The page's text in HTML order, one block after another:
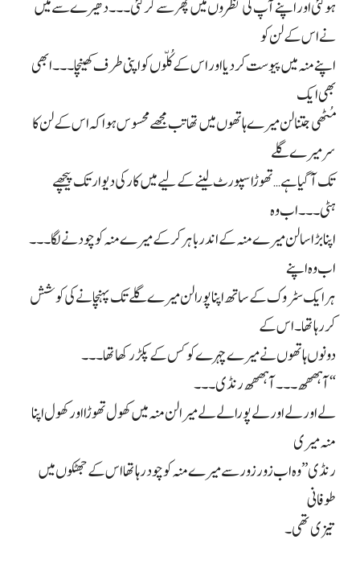
ہو گئی اور اپنے آپ کی نظروں میں پھر سے گر گئی۔۔۔ دھیرے سے میں
نے اس کے لن کو
اپنے منہ میں پیوست کر دیا اور اس کے کُلّوں کو اپنی طرف کھینچا۔۔۔ ابھی
بھی ایک
مُٹھی جتنا لن میرے ہاتھوں میں تھا تب مجھے محسوس ہوا کہ اس کے لن کا
سر میرے گلے
تک آ گیا ہے… تھوڑا سپورٹ لینے کے لیے میں کار کی دیوار تک پیچھے
ہٹی۔۔۔ اب وہ
اپنا بڑا سا لن میرے منہ کے اندر باہر کر کے میرے منہ کو چودنے لگا۔۔۔
اب وہ اپنے
ہر ایک سٹروک کے ساتھ اپنا پورا لن میرے گلے تک پہنچانے کی کوشش
کر رہا تھا۔ اس کے
دونوں ہاتھوں نے میرے چہرے کو کس کے پکڑ رکھا تھا۔۔۔
“آہھھھ۔۔۔ آہھھھ رنڈی۔۔۔
لے اور لے اور لے پورا لے لے میرا لن منہ میں کھول تھوڑا اور کھول اپنا
منہ میری
رنڈی” وہ اب زور زور سے میرے منہ کو چود رہا تھا اس کے جھٹکوں میں
طوفانی
تیزی تھی۔